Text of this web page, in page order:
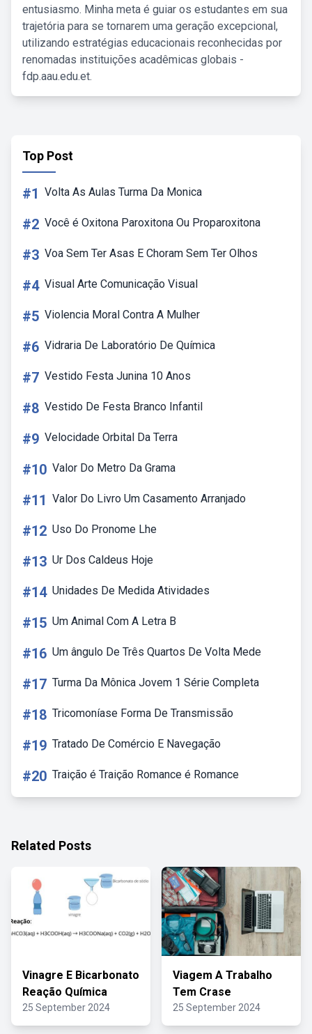
entusiasmo. Minha meta é guiar os estudantes em sua
trajetória para se tornarem uma geração excepcional,
utilizando estratégias educacionais reconhecidas por
renomadas instituições acadêmicas globais -
fdp.aau.edu.et.
Top Post
#1 Volta As Aulas Turma Da Monica
#2 Você é Oxitona Paroxitona Ou Proparoxitona
#3 Voa Sem Ter Asas E Choram Sem Ter Olhos
#4 Visual Arte Comunicação Visual
#5 Violencia Moral Contra A Mulher
#6 Vidraria De Laboratório De Química
#7 Vestido Festa Junina 10 Anos
#8 Vestido De Festa Branco Infantil
#9 Velocidade Orbital Da Terra
#10 Valor Do Metro Da Grama
#11 Valor Do Livro Um Casamento Arranjado
#12 Uso Do Pronome Lhe
#13 Ur Dos Caldeus Hoje
#14 Unidades De Medida Atividades
#15 Um Animal Com A Letra B
#16 Um ângulo De Três Quartos De Volta Mede
#17 Turma Da Mônica Jovem 1 Série Completa
#18 Tricomoníase Forma De Transmissão
#19 Tratado De Comércio E Navegação
#20 Traição é Traição Romance é Romance
Related Posts
Vinagre E Bicarbonato
Reação Química
25 September 2024
Viagem A Trabalho
Tem Crase
25 September 2024